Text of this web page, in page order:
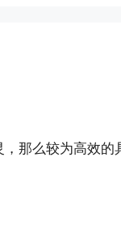
那么较为高效的